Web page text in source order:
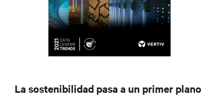
La sostenibilidad pasa a un primer plano